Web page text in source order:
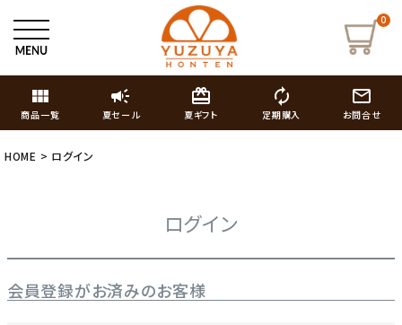
0
view_module
商品一覧
campaign
夏セール
card_giftcard
夏ギフト
autorenew
定期購入
mail_outline
お問合せ
HOME ログイン
ログイン
会員登録がお済みのお客様